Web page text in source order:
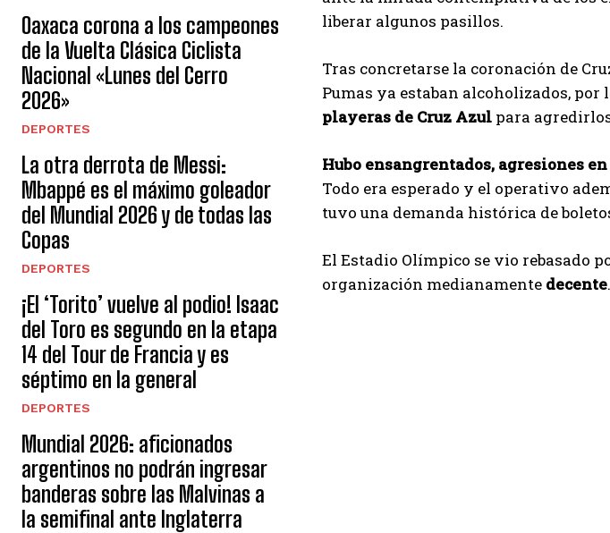
Oaxaca corona a los campeones
de la Vuelta Clásica Ciclista
Nacional «Lunes del Cerro
2026»
DEPORTES
La otra derrota de Messi:
Mbappé es el máximo goleador
del Mundial 2026 y de todas las
Copas
DEPORTES
¡El ‘Torito’ vuelve al podio! Isaac
del Toro es segundo en la etapa
14 del Tour de Francia y es
séptimo en la general
DEPORTES
Mundial 2026: aficionados
argentinos no podrán ingresar
banderas sobre las Malvinas a
la semifinal ante Inglaterra
liberar algunos pasillos.
Tras concretarse la coronación de
Pumas ya estaban alcoholizados, por
playeras de Cruz Azul para
Hubo ensangrentados, agresiones
Todo era esperado y el operativo
tuvo una demanda histórica de
El Estadio Olímpico se vio rebasado
organización medianamente decente.